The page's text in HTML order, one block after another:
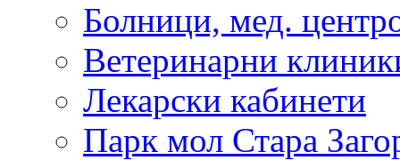
Болници, мед.
Ветеринарни
Лекарски кабинети
Парк мол Стара